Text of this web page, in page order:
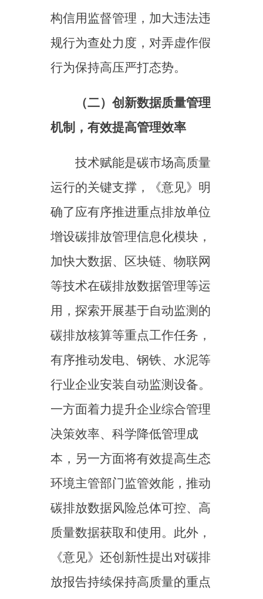
确了应有序推进重点排放单位
增设碳排放管理信息化模块，
加快大数据、区块链、物联网
用，探索开展基于自动监测的
碳排放核算等重点工作任务，
行业企业安装自动监测设备。
一方面着力提升企业综合管理
决策效率、科学降低管理成
本，另一方面将有效提高生态
环境主管部门监管效能，推动
碳排放数据风险总体可控、高
《意见》还创新性提出对碳排
放报告持续保持高质量的重点
排放单位可简化核查，进一步
探索数据管理新方式。
（三）为建设更加有效、
更有活力、更具国际影响力的
碳市场打好数据基础
标准化、透明度高的碳排
放数据是推动更加有效、更有
活力、更具国际影响力市场建
设的基础，《意见》对推动核
算与报告指南的标准转化、技